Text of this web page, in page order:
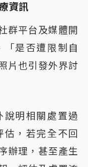
資訊
群平台及媒體開
是否遭限制自
片也引發外界討
說明相關處置過
，若完全不回
辦理，甚至產生